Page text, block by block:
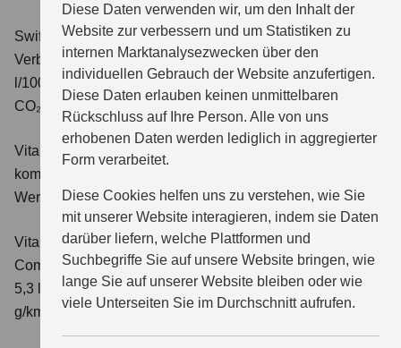
Diese Daten verwenden wir, um den Inhalt der
Website zur verbessern und um Statistiken zu
internen Marktanalysezwecken über den
individuellen Gebrauch der Website anzufertigen.
Diese Daten erlauben keinen unmittelbaren
Rückschluss auf Ihre Person. Alle von uns
erhobenen Daten werden lediglich in aggregierter
Form verarbeitet.
Diese Cookies helfen uns zu verstehen, wie Sie
mit unserer Website interagieren, indem sie Daten
darüber liefern, welche Plattformen und
Suchbegriffe Sie auf unsere Website bringen, wie
lange Sie auf unserer Website bleiben oder wie
viele Unterseiten Sie im Durchschnitt aufrufen.
Swift 1.2 DUALJET HYBRID ALLGRIP Comfort+
Verbrauchswerte: kombinierter Energieverbrauch 4,9
l/100km; kombinierter Wert der CO₂-Emission: 110 g/km;
CO₂-Klasse: C.
Vitara 1.4 BOOSTERJET HYBRID Club
Verbrauchswerte:
kombinierter Energieverbrauch 5,3 l/100km; kombinierter
Wert der CO₂-Emission: 119 g/km; CO₂-Klasse: D
Vitara 1.4 BOOSTERJET HYBRID
ComfortVerbrauchswerte: kombinierter Energieverbrauch
5,3 l/100km; kombinierter Wert der CO₂-Emission: 119
g/km; CO₂-Klasse: D